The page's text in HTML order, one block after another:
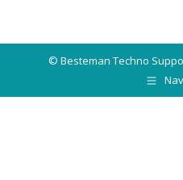
© Besteman Techno